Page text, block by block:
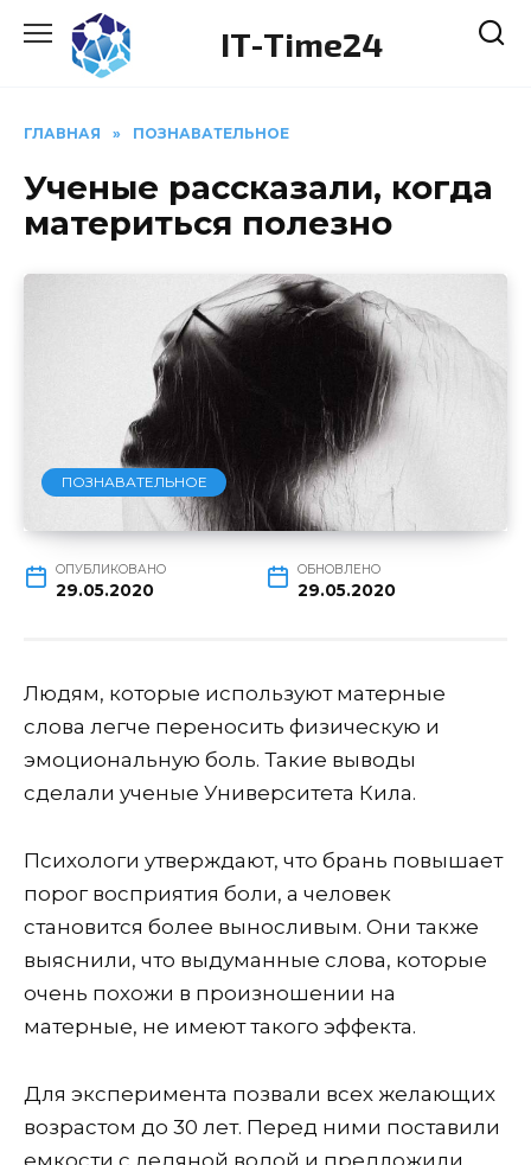
Перейти
содержанию
IT-Time24
ГЛАВНАЯ » ПОЗНАВАТЕЛЬНОЕ
Ученые рассказали, когда
материться полезно
ПОЗНАВАТЕЛЬНОЕ
ОПУБЛИКОВАНО
29.05.2020
ОБНОВЛЕНО
29.05.2020
Людям, которые используют матерные
слова легче переносить физическую и
эмоциональную боль. Такие выводы
сделали ученые Университета Кила.
Психологи утверждают, что брань повышает
порог восприятия боли, а человек
становится более выносливым. Они также
выяснили, что выдуманные слова, которые
очень похожи в произношении на
матерные, не имеют такого эффекта.
Для эксперимента позвали всех желающих
возрастом до 30 лет. Перед ними поставили